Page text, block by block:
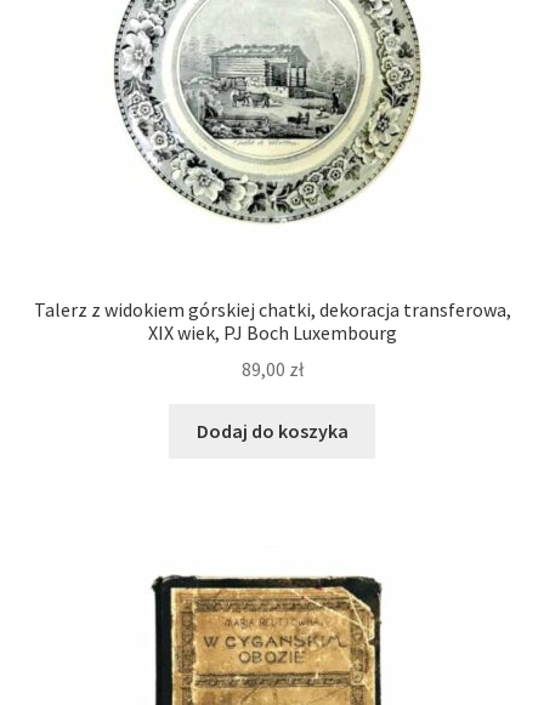
Talerz z widokiem górskiej chatki, dekoracja transferowa,
XIX wiek, PJ Boch Luxembourg
89,00 zł
Dodaj do koszyka